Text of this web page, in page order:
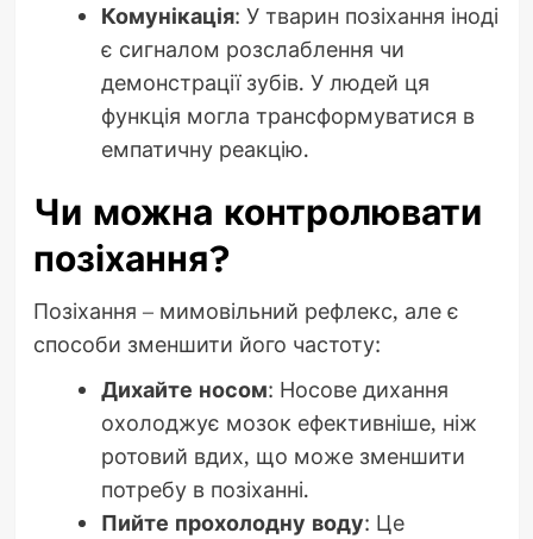
Комунікація: У тварин позіхання іноді
є сигналом розслаблення чи
демонстрації зубів. У людей ця
функція могла трансформуватися в
емпатичну реакцію.
Чи можна контролювати
позіхання?
Позіхання – мимовільний рефлекс, але є
способи зменшити його частоту:
Дихайте носом: Носове дихання
охолоджує мозок ефективніше, ніж
ротовий вдих, що може зменшити
потребу в позіханні.
Пийте прохолодну воду: Це